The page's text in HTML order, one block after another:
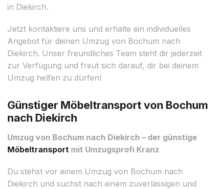
in Diekirch.
Jetzt kontaktiere uns und erhalte ein individuelles
Angebot für deinen Umzug von Bochum nach
Diekirch. Unser freundliches Team steht dir jederzeit
zur Verfügung und freut sich darauf, dir bei deinem
Umzug helfen zu dürfen!
Günstiger Möbeltransport von Bochum
nach Diekirch
Umzug von Bochum nach Diekirch – der günstige
Möbeltransport mit Umzugsprofi Kranz
Du stehst vor einem Umzug von Bochum nach
Diekirch und suchst nach einem zuverlässigen und